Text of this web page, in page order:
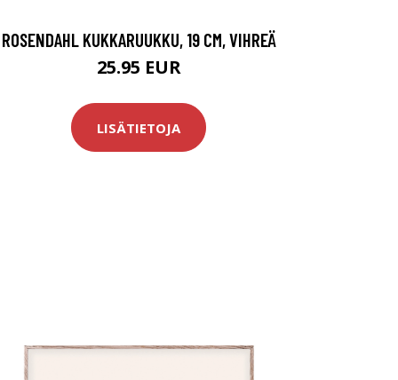
ROSENDAHL KUKKARUUKKU, 19 CM, VIHREÄ
25.95 EUR
LISÄTIETOJA